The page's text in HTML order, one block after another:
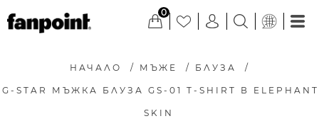
0
НАЧАЛО / МЪЖЕ / БЛУЗА /
G-STAR МЪЖКА БЛУЗА GS-01 T-SHIRT В ELEPHANT
SKIN